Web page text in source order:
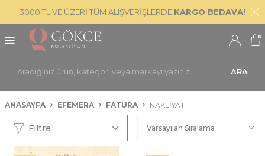
3000 TL VE ÜZERİ TÜM ALIŞVERİŞLERDE KARGO BEDAVA!
ARA
0
ANASAYFA EFEMERA FATURA NAKLIYAT
Filtre